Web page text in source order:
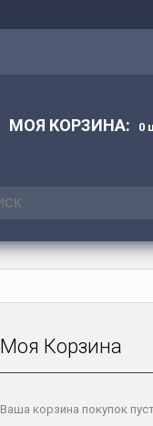
МОЯ КОРЗИНА: 0
Моя Корзина
Ваша корзина покупок